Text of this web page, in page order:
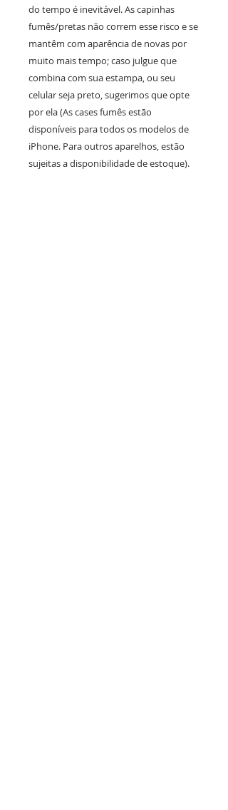
do tempo é inevitável. As capinhas
fumês/pretas não correm esse risco e se
mantêm com aparência de novas por
muito mais tempo; caso julgue que
combina com sua estampa, ou seu
celular seja preto, sugerimos que opte
por ela (As cases fumês estão
disponíveis para todos os modelos de
iPhone. Para outros aparelhos, estão
sujeitas a disponibilidade de estoque).